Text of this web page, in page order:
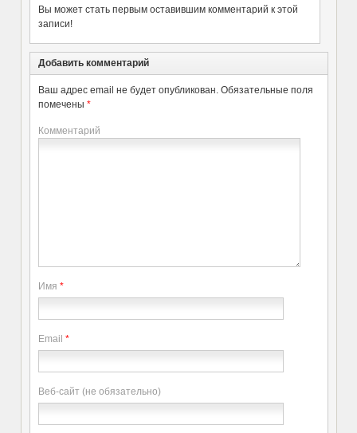
Вы может стать первым оставившим комментарий к этой
записи!
Добавить комментарий
Ваш адрес email не будет опубликован. Обязательные поля
помечены *
Комментарий
Имя *
Email *
Веб-сайт (не обязательно)